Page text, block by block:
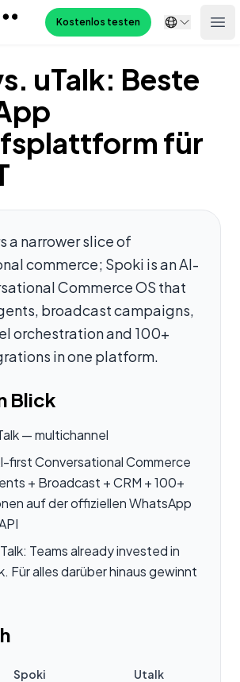
Kostenlos testen
uTalk: Beste
für
a narrower slice of
commerce; Spoki is an AI-
Commerce OS that
broadcast campaigns,
orchestration and 100+
in one platform.
Blick
— multichannel
first Conversational Commerce
+ Broadcast + CRM + 100+
auf der offiziellen WhatsApp
Teams already invested in
Für alles darüber hinaus gewinnt
Spoki Utalk